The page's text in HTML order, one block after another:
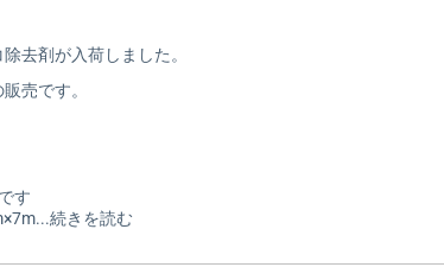
去剤が入荷しました。
売です。
す
続きを読む